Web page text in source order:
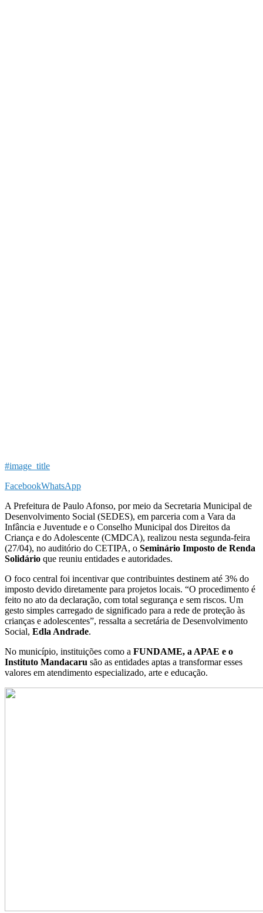
#image_title
FacebookWhatsApp
A Prefeitura de Paulo Afonso, por meio da Secretaria Municipal de
Desenvolvimento Social (SEDES), em parceria com a Vara da
Infância e Juventude e o Conselho Municipal dos Direitos da
Criança e do Adolescente (CMDCA), realizou nesta segunda-feira
(27/04), no auditório do CETIPA, o Seminário Imposto de Renda
Solidário que reuniu entidades e autoridades.
O foco central foi incentivar que contribuintes destinem até 3% do
imposto devido diretamente para projetos locais. “O procedimento é
feito no ato da declaração, com total segurança e sem riscos. Um
gesto simples carregado de significado para a rede de proteção às
crianças e adolescentes”, ressalta a secretária de Desenvolvimento
Social, Edla Andrade.
No município, instituições como a FUNDAME, a APAE e o
Instituto Mandacaru são as entidades aptas a transformar esses
valores em atendimento especializado, arte e educação.